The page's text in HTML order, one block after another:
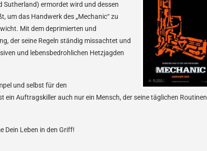
Sutherland) ermordet wird und dessen
um das Handwerk des „Mechanic“ zu
Mit dem deprimierten und
der seine Regeln ständig missachtet und
und lebensbedrohlichen Hetzjagden
und selbst für den
Auftragskiller auch nur ein Mensch, der seine täglichen Routinen
Dein Leben in den Griff!